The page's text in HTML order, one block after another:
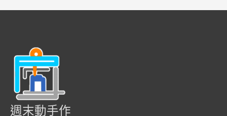
週末動手作